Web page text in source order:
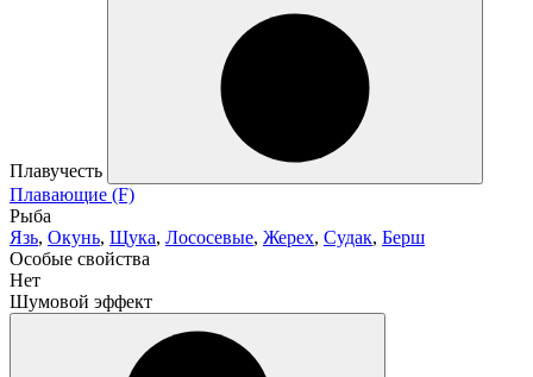
Плавучесть
Плавающие (F)
Рыба
Язь, Окунь, Щука, Лососевые, Жерех, Судак, Берш
Особые свойства
Нет
Шумовой эффект